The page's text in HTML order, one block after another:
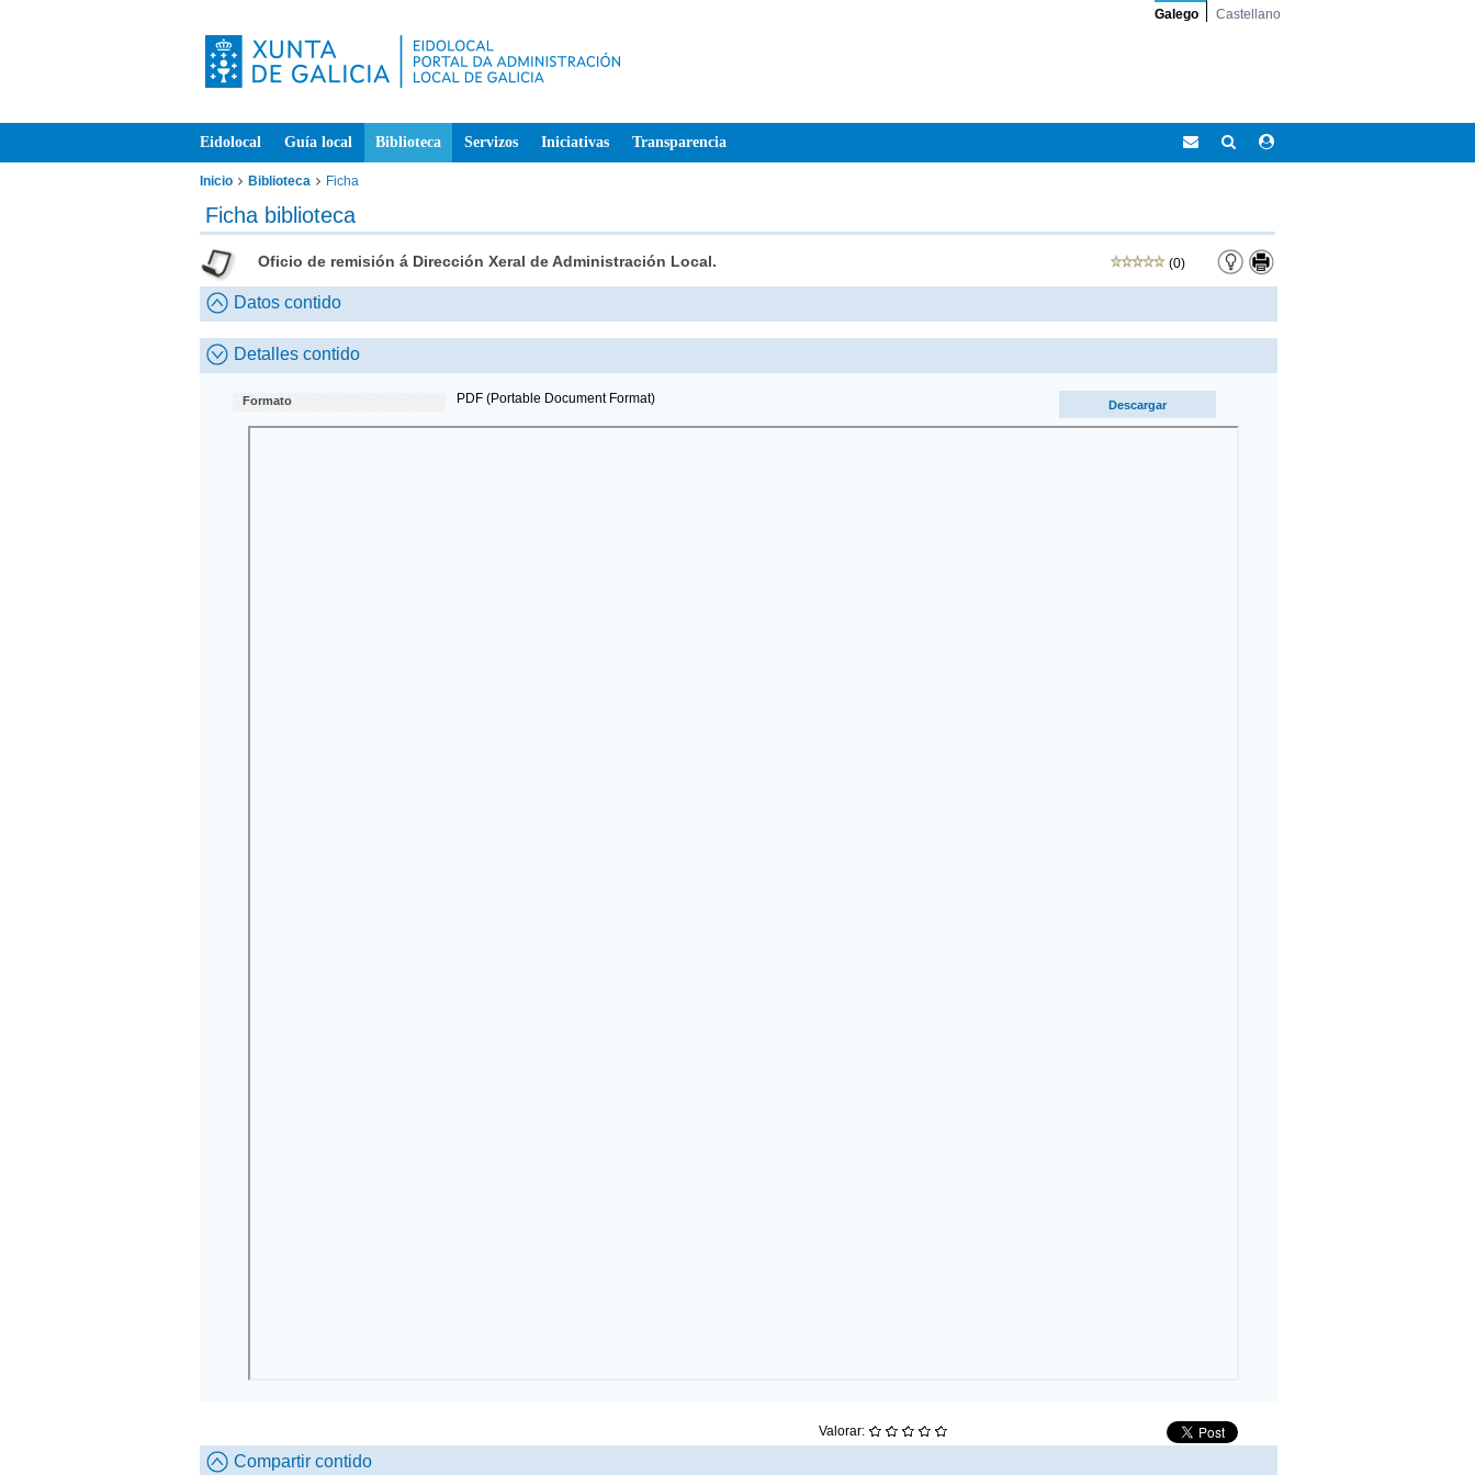
Galego Castellano
Eidolocal Guía local Biblioteca Servizos Iniciativas Transparencia
Correo
Eidolocal
BuscarAcceso
área
Inicio Biblioteca Ficha
Ficha biblioteca
Oficio de remisión á Dirección Xeral de Administración Local. (0)
Datos contido
Detalles contido
Formato PDF (Portable Document Format)
Valorar:
Compartir contido